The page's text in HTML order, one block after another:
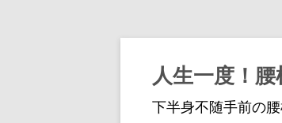
人生一度！
下半身不随手前の